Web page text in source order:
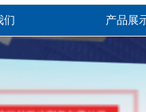
们 产品展